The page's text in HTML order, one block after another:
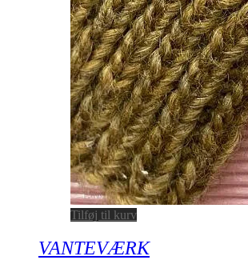
Tilføj til kurv
VANTEVÆRK